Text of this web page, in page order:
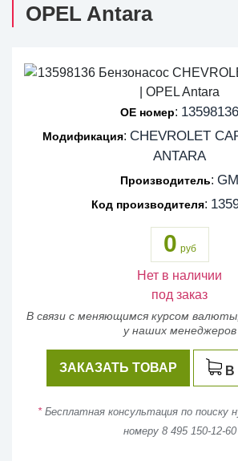
OPEL Antara
OE номер: 13598136
Модификация: CHEVROLET
ANTARA
Производитель: GM
Код производителя:
0 руб
Нет в наличии
под заказ
В связи с меняющимся курсом
у наших менеджеров
ЗАКАЗАТЬ ТОВАР
*Бесплатная консультация по поиску
номеру 8 495 150-12-60